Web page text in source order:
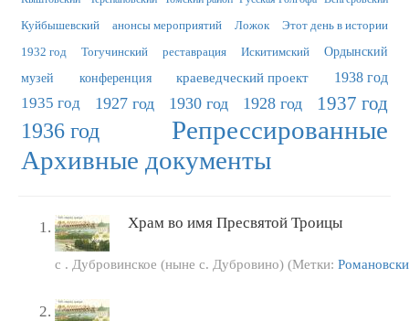
Куйбышевский анонсы мероприятий Ложок Этот день в истории
1932 год Тогучинский реставрация Искитимский Ордынский
музей конференция краеведческий проект 1938 год
1935 год 1927 год 1930 год 1928 год 1937 год
1936 год Репрессированные
Архивные документы
Храм во имя Пресвятой Троицы
с . Дубровинское (ныне с. Дубровино) (Метки: